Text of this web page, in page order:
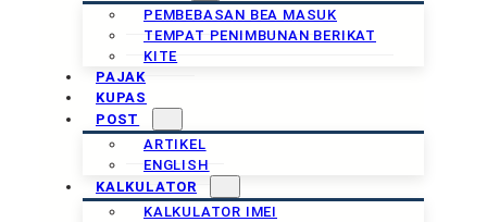
PEMBEBASAN BEA MASUK
TEMPAT PENIMBUNAN BERIKAT
KITE
PAJAK
KUPAS
POST
ARTIKEL
ENGLISH
KALKULATOR
KALKULATOR IMEI